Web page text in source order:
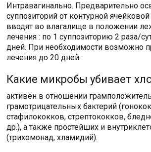
Интравагинально. Предварительно
суппозиторий от контурной
вводят во влагалище в положении
лечения : по 1 суппозиторию 2 раза/
дней. При необходимости возможно
лечения до 20 дней.
Какие микробы убивает
активен в отношении
грамотрицательных бактерий
стафилококков, стрептококков,
др.), а также простейших и
(трихомонад, хламидий).